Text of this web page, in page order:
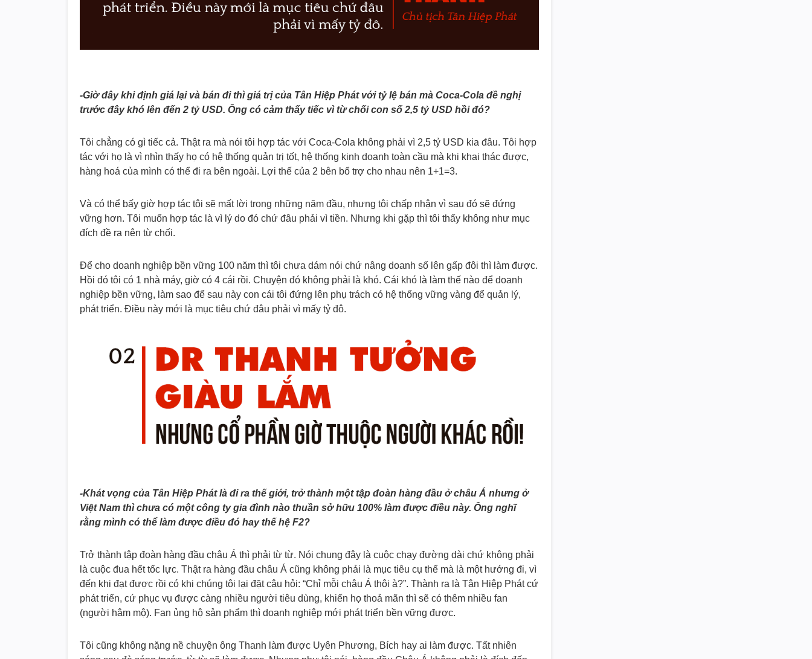
-Giờ đây khi định giá lại và bán đi thì giá trị của Tân Hiệp Phát với tỷ lệ bán mà Coca-Cola đề nghị
trước đây khó lên đến 2 tỷ USD. Ông có cảm thấy tiếc vì từ chối con số 2,5 tỷ USD hồi đó?
Tôi chẳng có gì tiếc cả. Thật ra mà nói tôi hợp tác với Coca-Cola không phải vì 2,5 tỷ USD kia đâu. Tôi hợp
tác với họ là vì nhìn thấy họ có hệ thống quản trị tốt, hệ thống kinh doanh toàn cầu mà khi khai thác được,
hàng hoá của mình có thể đi ra bên ngoài. Lợi thế của 2 bên bổ trợ cho nhau nên 1+1=3.
Và có thể bấy giờ hợp tác tôi sẽ mất lời trong những năm đầu, nhưng tôi chấp nhận vì sau đó sẽ đứng
vững hơn. Tôi muốn hợp tác là vì lý do đó chứ đâu phải vì tiền. Nhưng khi gặp thì tôi thấy không như mục
đích đề ra nên từ chối.
Để cho doanh nghiệp bền vững 100 năm thì tôi chưa dám nói chứ nâng doanh số lên gấp đôi thì làm được.
Hồi đó tôi có 1 nhà máy, giờ có 4 cái rồi. Chuyện đó không phải là khó. Cái khó là làm thế nào để doanh
nghiệp bền vững, làm sao để sau này con cái tôi đứng lên phụ trách có hệ thống vững vàng để quản lý,
phát triển. Điều này mới là mục tiêu chứ đâu phải vì mấy tỷ đô.
-Khát vọng của Tân Hiệp Phát là đi ra thế giới, trở thành một tập đoàn hàng đầu ở châu Á nhưng ở
Việt Nam thì chưa có một công ty gia đình nào thuần sở hữu 100% làm được điều này. Ông nghĩ
rằng mình có thể làm được điều đó hay thế hệ F2?
Trở thành tập đoàn hàng đầu châu Á thì phải từ từ. Nói chung đây là cuộc chạy đường dài chứ không phải
là cuộc đua hết tốc lực. Thật ra hàng đầu châu Á cũng không phải là mục tiêu cụ thể mà là một hướng đi, vì
đến khi đạt được rồi có khi chúng tôi lại đặt câu hỏi: “Chỉ mỗi châu Á thôi à?”. Thành ra là Tân Hiệp Phát cứ
phát triển, cứ phục vụ được càng nhiều người tiêu dùng, khiến họ thoả mãn thì sẽ có thêm nhiều fan
(người hâm mộ). Fan ủng hộ sản phẩm thì doanh nghiệp mới phát triển bền vững được.
Tôi cũng không nặng nề chuyện ông Thanh làm được Uyên Phương, Bích hay ai làm được. Tất nhiên